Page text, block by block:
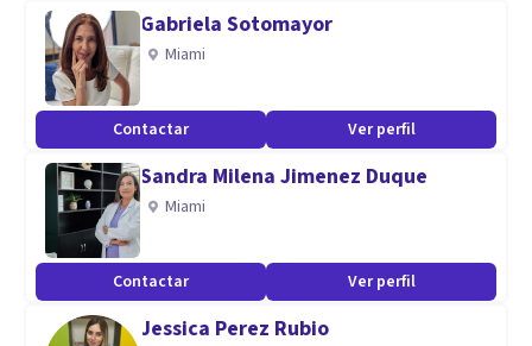
Gabriela Sotomayor
Miami
Contactar Ver perfil
Sandra Milena Jimenez Duque
Miami
Contactar Ver perfil
Jessica Perez Rubio